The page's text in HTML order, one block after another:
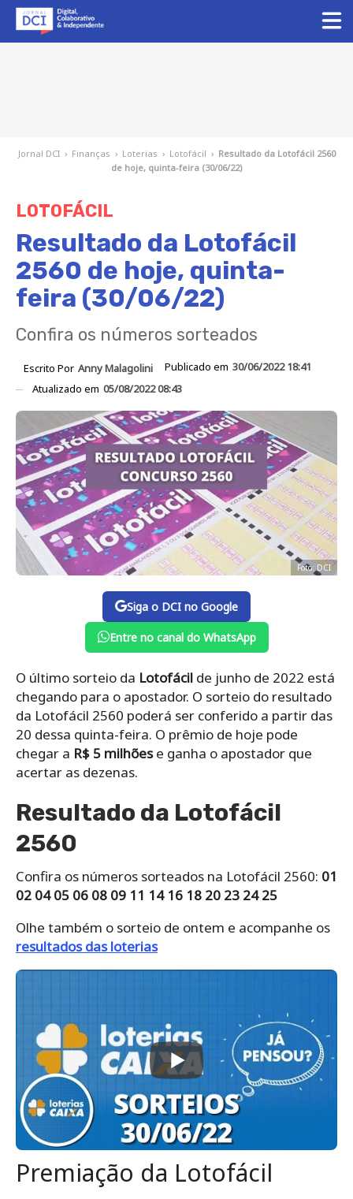
Jornal DCI › Finanças › Loterias › Lotofácil › Resultado da Lotofácil 2560
de hoje, quinta-feira (30/06/22)
LOTOFÁCIL
Resultado da Lotofácil
2560 de hoje, quinta-
feira (30/06/22)
Confira os números sorteados
Escrito Por Anny Malagolini Publicado em 30/06/2022 18:41
Atualizado em 05/08/2022 08:43
Foto: DCI
Siga o DCI no Google
Entre no canal do WhatsApp
O último sorteio da Lotofácil de junho de 2022 está
chegando para o apostador. O sorteio do resultado
da Lotofácil 2560 poderá ser conferido a partir das
20 dessa quinta-feira. O prêmio de hoje pode
chegar a R$ 5 milhõese ganha o apostador que
acertar as dezenas.
Resultado da Lotofácil
2560
Confira os números sorteados na Lotofácil 2560: 01
02 04 05 06 08 09 11 14 16 18 20 23 24 25
Olhe também o sorteio de ontem e acompanhe os
resultados das loterias
Premiação da Lotofácil